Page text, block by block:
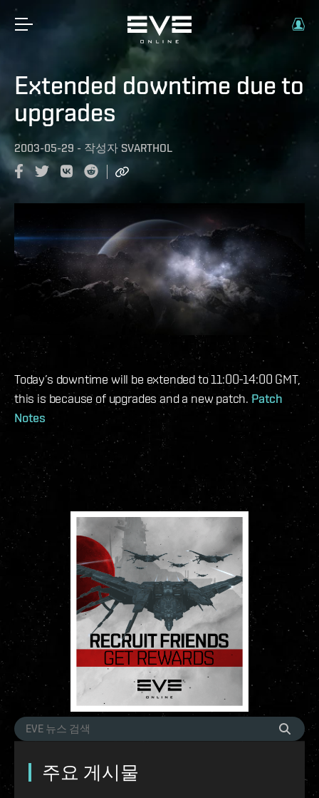
Extended downtime due to
upgrades
2003-05-29 - 작성자 SVARTHOL
Today’s downtime will be extended to 11:00-14:00 GMT,
this is because of upgrades and a new patch. Patch
Notes
주요 게시물